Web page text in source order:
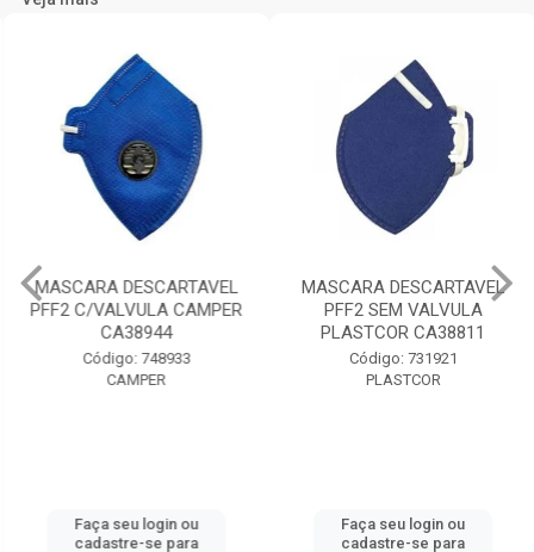
MASCARA DESCARTAVEL
PFF2 C/VALVULA CAMPER
CA38944
Código: 748933
CAMPER
Faça seu login ou
cadastre-se para
MASCARA DESCARTAVEL
PFF2 SEM VALVULA
PLASTCOR CA38811
Código: 731921
PLASTCOR
Faça seu login ou
cadastre-se para